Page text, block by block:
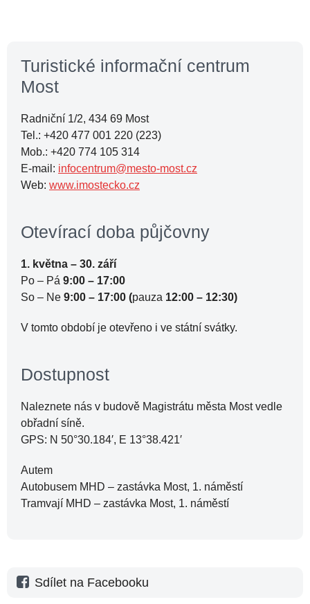
Turistické informační centrum
Most
Radniční 1/2, 434 69 Most
Tel.: +420 477 001 220 (223)
Mob.: +420 774 105 314
E-mail: infocentrum@mesto-most.cz
Web: www.imostecko.cz
Otevírací doba půjčovny
1. května – 30. září
Po – Pá 9:00 – 17:00
So – Ne 9:00 – 17:00 (pauza 12:00 – 12:30)
V tomto období je otevřeno i ve státní svátky.
Dostupnost
Naleznete nás v budově Magistrátu města Most vedle
obřadní síně.
GPS: N 50°30.184′, E 13°38.421′
Autem
Autobusem MHD – zastávka Most, 1. náměstí
Tramvají MHD – zastávka Most, 1. náměstí
Sdílet na Facebooku